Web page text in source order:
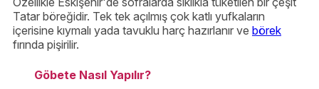
Tatar böreğidir. Tek tek açılmış çok katlı yufkaların
içerisine kıymalı yada tavuklu harç hazırlanır ve börek
fırında pişirilir.
Göbete Nasıl Yapılır?